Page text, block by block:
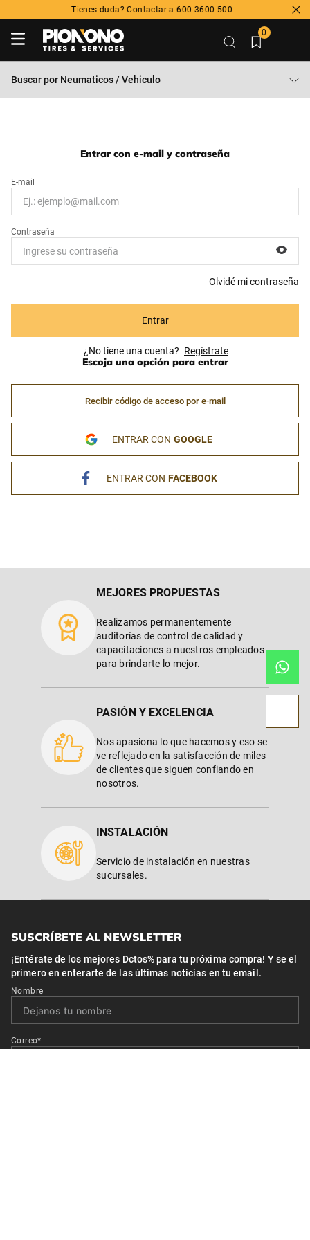
Tienes duda? Contactar a 600 3600 500
0
Buscar por Neumaticos / Vehiculo
Escoja una opción para entrar
Recibir código de acceso por e-mail
ENTRAR CON GOOGLE
ENTRAR CON FACEBOOK
Entrar con e-mail y contraseña
Olvidé mi contraseña
Entrar
¿No tiene una cuenta? Regístrese
MEJORES PROPUESTAS
Realizamos permanentemente
auditorías de control de calidad y
capacitaciones a nuestros empleados
para brindarte lo mejor.
PASIÓN Y EXCELENCIA
Nos apasiona lo que hacemos y eso se
ve reflejado en la satisfacción de miles
de clientes que siguen confiando en
nosotros.
INSTALACIÓN
Servicio de instalación en nuestras
sucursales.
SUSCRÍBETE AL NEWSLETTER
¡Entérate de los mejores Dctos% para tu próxima compra! Y se el
primero en enterarte de las últimas noticias en tu email.
Nombre
Correo*